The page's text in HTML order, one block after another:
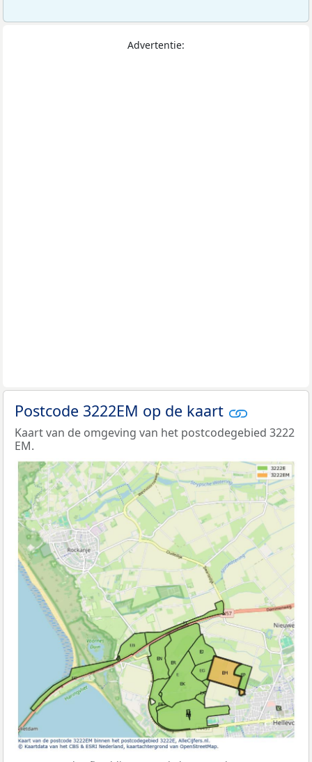
Advertentie:
Postcode 3222EM op de kaart
Kaart van de omgeving van het postcodegebied 3222
EM.